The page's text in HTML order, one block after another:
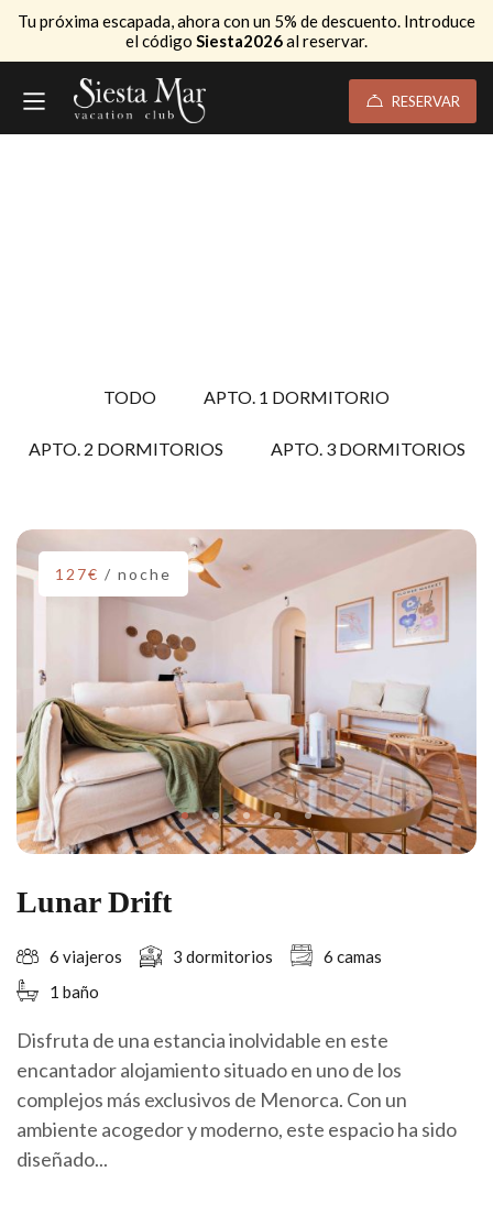
Tu próxima escapada, ahora con un 5% de descuento. Introduce
el código Siesta2026al reservar.
RESERVAR
TODO APTO. 1 DORMITORIO
APTO. 2 DORMITORIOS APTO. 3 DORMITORIOS
127€ / noche
Lunar Drift
6 viajeros 3 dormitorios
6 camas
1 baño
Disfruta de una estancia inolvidable en este
encantador alojamiento situado en uno de los
complejos más exclusivos de Menorca. Con un
ambiente acogedor y moderno, este espacio ha sido
diseñado...